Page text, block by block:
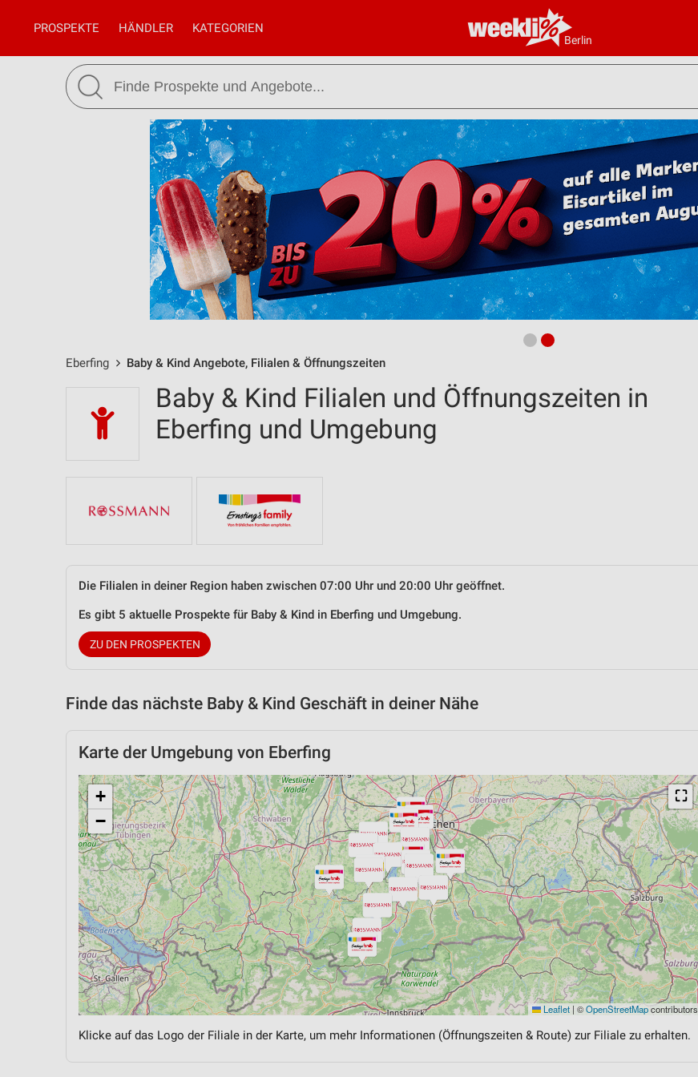
Berlin
PROSPEKTE HÄNDLER KATEGORIEN
Eberfing Baby & Kind Angebote, Filialen & Öffnungszeiten
Baby & Kind Filialen und Öffnungszeiten in
Eberfing und Umgebung
Die Filialen in deiner Region haben zwischen 07:00 Uhr und 20:00 Uhr geöffnet.
Es gibt 5 aktuelle Prospekte für Baby & Kind in Eberfing und Umgebung.
ZU DEN PROSPEKTEN
Finde das nächste Baby & Kind Geschäft in deiner Nähe
Karte der Umgebung von Eberfing
⛶
+
−
Leaflet | ©OpenStreetMapcontributors
Klicke auf das Logo der Filiale in der Karte, um mehr Informationen (Öffnungszeiten & Route) zur Filiale zu erhalten.